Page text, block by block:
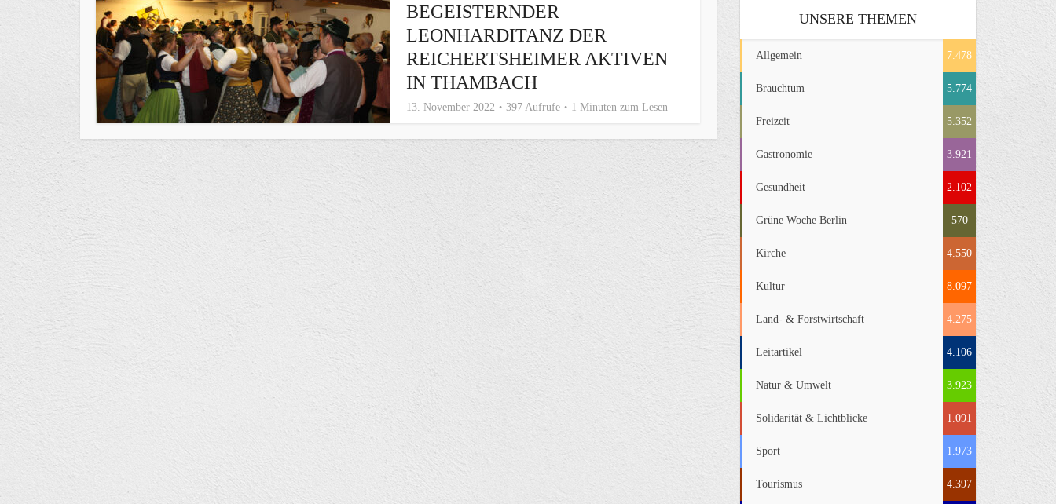
BEGEISTERNDER
LEONHARDITANZ DER
REICHERTSHEIMER AKTIVEN
IN THAMBACH
13. November 2022 397 Aufrufe 1 Minuten zum Lesen
UNSERE THEMEN
Allgemein 7.478
Brauchtum 5.774
Freizeit 5.352
Gastronomie 3.921
Gesundheit 2.102
Grüne Woche Berlin 570
Kirche 4.550
Kultur 8.097
Land- & Forstwirtschaft 4.275
Leitartikel 4.106
Natur & Umwelt 3.923
Solidarität & Lichtblicke 1.091
Sport 1.973
Tourismus 4.397